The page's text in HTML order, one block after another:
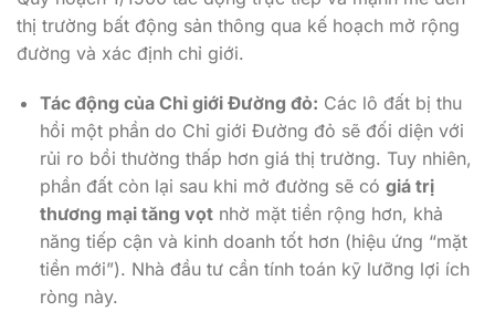
thị trường bất động sản thông qua kế hoạch mở rộng
đường và xác định chỉ giới.
Tác động của Chỉ giới Đường đỏ: Các lô đất bị thu
hồi một phần do Chỉ giới Đường đỏ sẽ đối diện với
rủi ro bồi thường thấp hơn giá thị trường. Tuy nhiên,
phần đất còn lại sau khi mở đường sẽ có giá trị
thương mại tăng vọtnhờ mặt tiền rộng hơn, khả
năng tiếp cận và kinh doanh tốt hơn (hiệu ứng “mặt
tiền mới”). Nhà đầu tư cần tính toán kỹ lưỡng lợi ích
ròng này.